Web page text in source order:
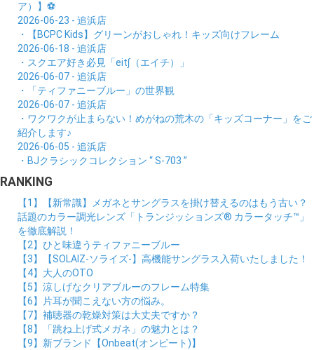
ア）】⚽
2026-06-23 - 追浜店
・【BCPC Kids】グリーンがおしゃれ！キッズ向けフレーム
2026-06-18 - 追浜店
・スクエア好き必見「eit∫（エイチ）」
2026-06-07 - 追浜店
・「ティファニーブルー」の世界観
2026-06-07 - 追浜店
・ワクワクが止まらない！めがねの荒木の「キッズコーナー」をご
紹介します♪
2026-06-05 - 追浜店
・BJクラシックコレクション “ S-703 ”
RANKING
【1】【新常識】メガネとサングラスを掛け替えるのはもう古い？
話題のカラー調光レンズ「トランジッションズ® カラータッチ™」
を徹底解説！
【2】ひと味違うティファニーブルー
【3】【SOLAIZ-ソライズ-】高機能サングラス入荷いたしました！
【4】大人のOTO
【5】涼しげなクリアブルーのフレーム特集
【6】片耳が聞こえない方の悩み。
【7】補聴器の乾燥対策は大丈夫ですか？
【8】「跳ね上げ式メガネ」の魅力とは？
【9】新ブランド【Onbeat(オンビート)】